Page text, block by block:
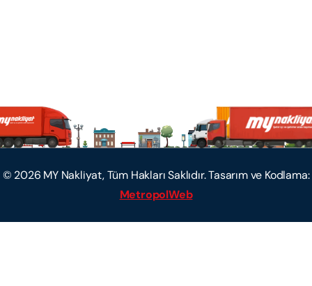
© 2026 MY Nakliyat, Tüm Hakları Saklıdır. Tasarım ve Kodlama:
MetropolWeb